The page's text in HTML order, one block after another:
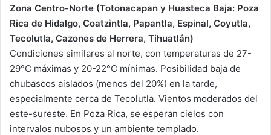
Zona Centro-Norte (Totonacapan y Huasteca Baja: Poza
Rica de Hidalgo, Coatzintla, Papantla, Espinal, Coyutla,
Tecolutla, Cazones de Herrera, Tihuatlán)
Condiciones similares al norte, con temperaturas de 27-
29°C máximas y 20-22°C mínimas. Posibilidad baja de
chubascos aislados (menos del 20%) en la tarde,
especialmente cerca de Tecolutla. Vientos moderados del
este-sureste. En Poza Rica, se esperan cielos con
intervalos nubosos y un ambiente templado.